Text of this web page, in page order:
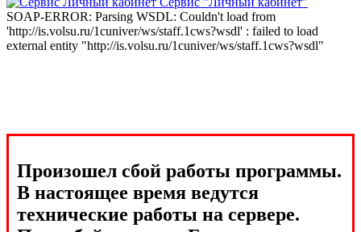
SOAP-ERROR: Parsing WSDL: Couldn't load from
'http://is.volsu.ru/1cuniver/ws/staff.1cws?wsdl' : failed to load
external entity "http://is.volsu.ru/1cuniver/ws/staff.1cws?wsdl"
Произошел сбой работы программы.
В настоящее время ведутся
технические работы на сервере.